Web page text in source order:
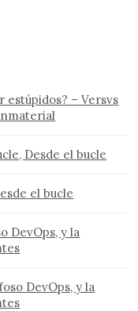
estúpidos? – Versvs
Desde el bucle
el bucle
DevOps, y la
DevOps, y la